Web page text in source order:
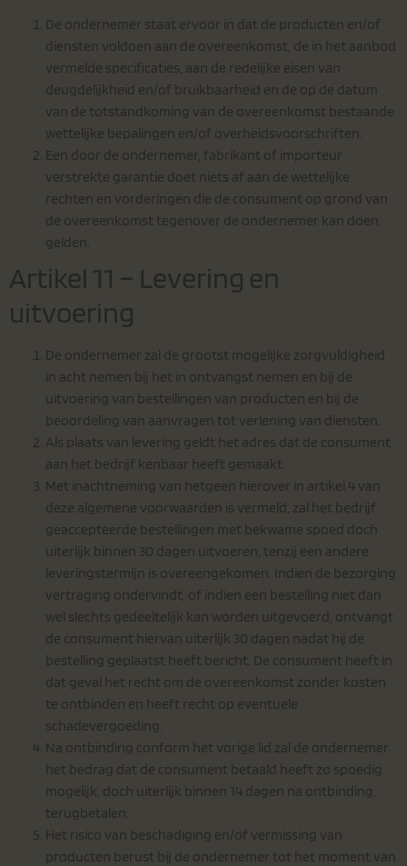
De ondernemer staat ervoor in dat de producten en/of
diensten voldoen aan de overeenkomst, de in het aanbod
vermelde specificaties, aan de redelijke eisen van
deugdelijkheid en/of bruikbaarheid en de op de datum
van de totstandkoming van de overeenkomst bestaande
wettelijke bepalingen en/of overheidsvoorschriften.
Een door de ondernemer, fabrikant of importeur
verstrekte garantie doet niets af aan de wettelijke
rechten en vorderingen die de consument op grond van
de overeenkomst tegenover de ondernemer kan doen
gelden.
Artikel 11 – Levering en
uitvoering
De ondernemer zal de grootst mogelijke zorgvuldigheid
in acht nemen bij het in ontvangst nemen en bij de
uitvoering van bestellingen van producten en bij de
beoordeling van aanvragen tot verlening van diensten.
Als plaats van levering geldt het adres dat de consument
aan het bedrijf kenbaar heeft gemaakt.
Met inachtneming van hetgeen hierover in artikel 4 van
deze algemene voorwaarden is vermeld, zal het bedrijf
geaccepteerde bestellingen met bekwame spoed doch
uiterlijk binnen 30 dagen uitvoeren, tenzij een andere
leveringstermijn is overeengekomen. Indien de bezorging
vertraging ondervindt, of indien een bestelling niet dan
wel slechts gedeeltelijk kan worden uitgevoerd, ontvangt
de consument hiervan uiterlijk 30 dagen nadat hij de
bestelling geplaatst heeft bericht. De consument heeft in
dat geval het recht om de overeenkomst zonder kosten
te ontbinden en heeft recht op eventuele
schadevergoeding.
Na ontbinding conform het vorige lid zal de ondernemer
het bedrag dat de consument betaald heeft zo spoedig
mogelijk, doch uiterlijk binnen 14 dagen na ontbinding,
terugbetalen.
Het risico van beschadiging en/of vermissing van
producten berust bij de ondernemer tot het moment van